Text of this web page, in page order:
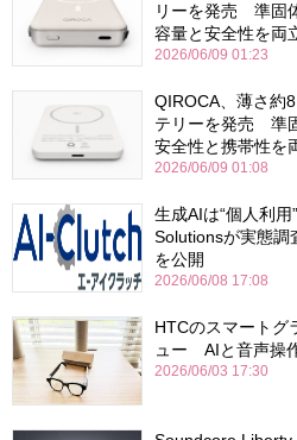
リーを発売 準固
容量と安全性を両
2026/06/09 01:23
QIROCA、薄さ約
テリーを発売 準
安全性と携帯性を
2026/06/09 01:08
生成AIは“個人利
Solutionsが実態調
を公開
2026/06/08 17:08
HTCのスマートグ
ュー AIと音声操
2026/06/03 17:30